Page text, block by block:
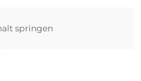
springen